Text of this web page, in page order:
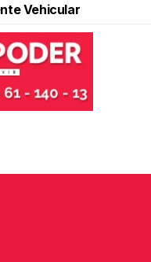
Vehicular